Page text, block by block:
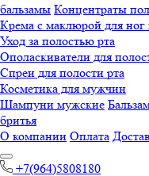
бальзамы Концентраты
Крема с маклюрой для ног
Уход за полостью рта
Ополаскиватели для
Спреи для полости рта
Косметика для мужчин
Шампуни мужские
бритья
О компании Оплата
+7(964)5808180